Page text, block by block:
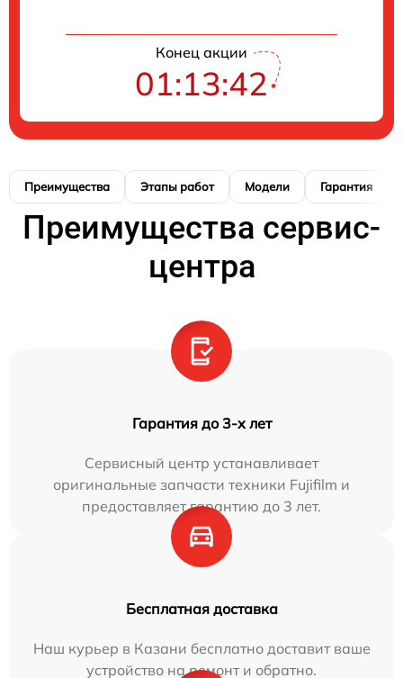
Конец акции
01:13:41
Преимущества Этапы работ Модели Гарантия
Преимущества сервис-
центра
Гарантия до 3-х лет
Сервисный центр устанавливает
оригинальные запчасти техники Fujifilm и
предоставляет гарантию до 3 лет.
Бесплатная доставка
Наш курьер в Казани бесплатно доставит ваше
устройство на ремонт и обратно.